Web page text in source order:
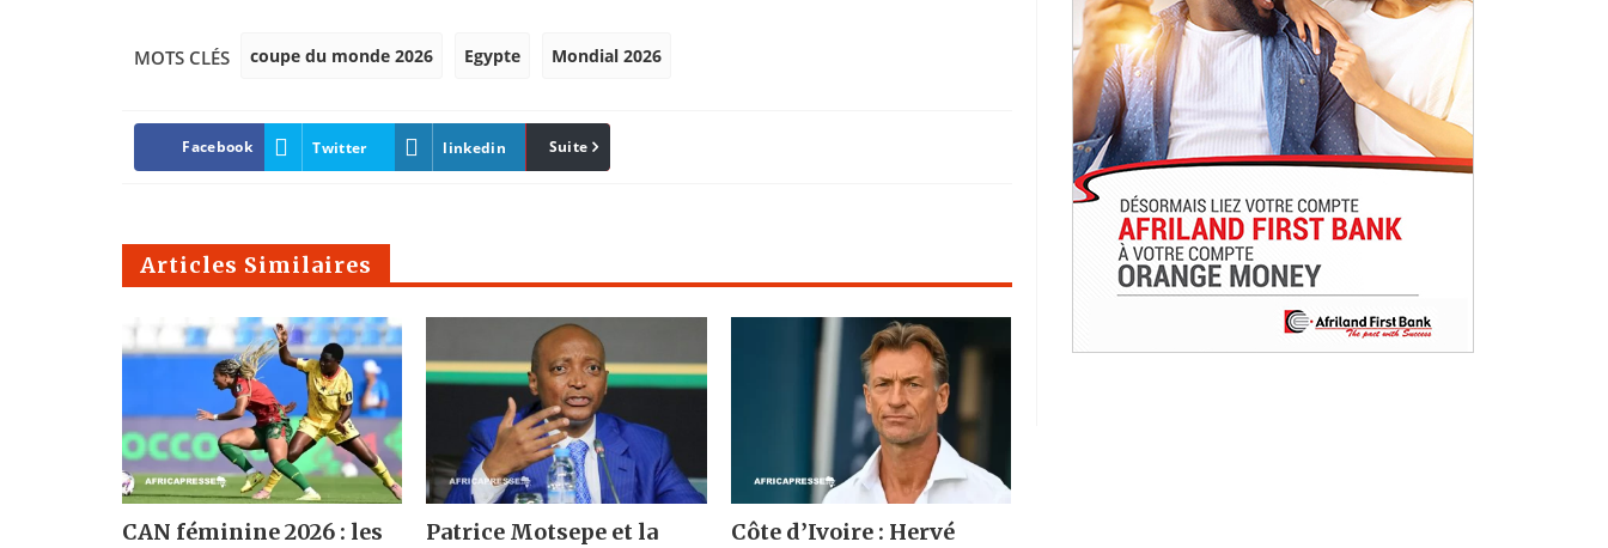
MOTS CLÉS coupe du monde 2026 Egypte Mondial 2026
Facebook Twitter linkedin Pinterest
Suite
Articles Similaires
CAN féminine 2026 : les
Patrice Motsepe et la
Côte d’Ivoire : Hervé